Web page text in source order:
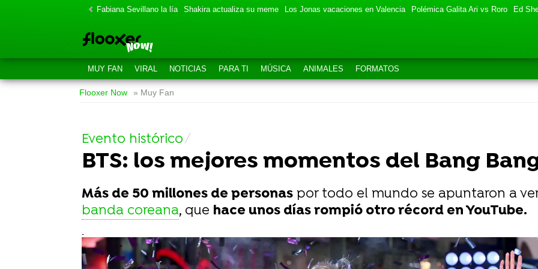
Fabiana Sevillano la lía Shakira actualiza su meme Los Jonas vacaciones en Valencia Polémica Galita Ari vs Roro Ed
MUY FAN VIRAL NOTICIAS PARA TI MÚSICA ANIMALES FORMATOS
Flooxer Now » Muy Fan
Evento histórico
BTS: los mejores momentos del Bang
Más de 50 millones de personas por todo el mundo se apuntaron a
banda coreana, que hace unos días rompió otro récord en YouTube.
-